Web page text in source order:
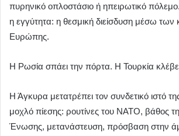
πυρηνικό οπλοστάσιο ή ηπειρωτικό
η εγγύτητα: η θεσμική διείσδυση μέσω των
Ευρώπης.
Η Ρωσία σπάει την πόρτα. Η Τουρκία κλέβει
Η Άγκυρα μετατρέπει τον συνδετικό ιστό
μοχλό πίεσης: ρουτίνες του ΝΑΤΟ, βάθος
Ένωσης, μετανάστευση, πρόσβαση στην